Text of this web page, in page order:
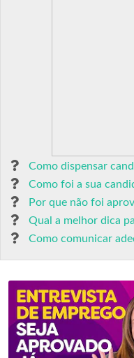
Como dispensar
Como foi a sua
Por que não foi
Qual a melhor dica
Como comunicar